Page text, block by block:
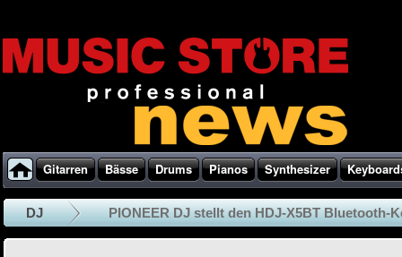
Gitarren Bässe Drums Pianos Synthesizer
DJ PIONEER DJ stellt den HDJ-X5BT Bluetooth-